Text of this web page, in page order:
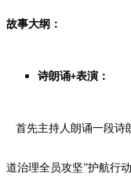
故事大纲：
诗朗诵+表演：
首先主持人朗诵一段诗
道治理全员攻坚”护航行动